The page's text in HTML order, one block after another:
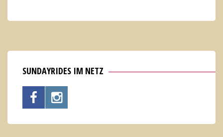
SUNDAYRIDES IM NETZ